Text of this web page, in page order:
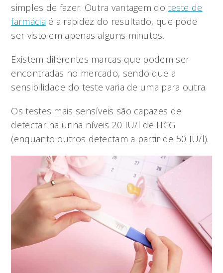
simples de fazer. Outra vantagem doteste de
farmácia é a rapidez do resultado, que pode
ser visto em apenas alguns minutos.
Existem diferentes marcas que podem ser
encontradas no mercado, sendo que a
sensibilidade do teste varia de uma para outra.
Os testes mais sensíveis são capazes de
detectar na urina níveis 20 IU/l de HCG
(enquanto outros detectam a partir de 50 IU/l).